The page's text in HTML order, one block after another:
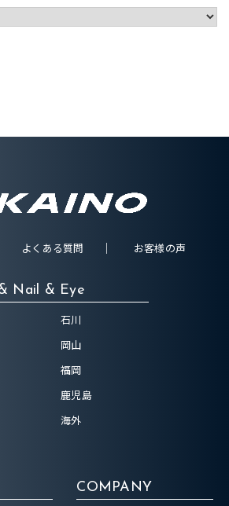
よくある質問 お客様の声
Nail & Eye
石川
岡山
福岡
鹿児島
海外
COMPANY